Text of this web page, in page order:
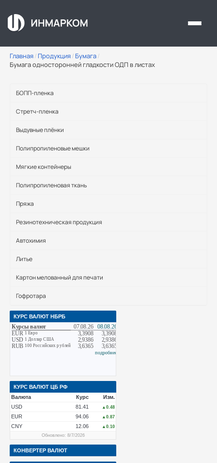
Главная/ Продукция/ Бумага/
Бумага односторонней гладкости ОДП в листах
БОПП-пленка
Стретч-пленка
Выдувные плёнки
Полипропиленовые мешки
Мягкие контейнеры
Полипропиленовая ткань
Пряжа
Резинотехническая продукция
Автохимия
Литье
Картон мелованный для печати
Гофротара
КУРС ВАЛЮТ НБРБ
КУРС ВАЛЮТ ЦБ РФ
Валюта
Курс
Изм.
USD
81.41 ▲0.48
EUR 94.06 ▲0.87
CNY 12.06
▲0.10
Обновлено: 8/7/2026
КОНВЕРТЕР ВАЛЮТ